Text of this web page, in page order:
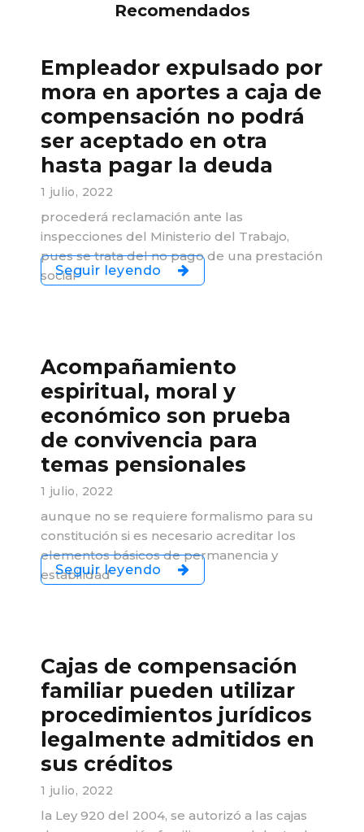
Recomendados
Empleador expulsado por
mora en aportes a caja de
compensación no podrá
ser aceptado en otra
hasta pagar la deuda
1 julio, 2022
procederá reclamación ante las
inspecciones del Ministerio del Trabajo,
pues se trata del no pago de una prestación
social
Seguir leyendo
Acompañamiento
espiritual, moral y
económico son prueba
de convivencia para
temas pensionales
1 julio, 2022
aunque no se requiere formalismo para su
constitución si es necesario acreditar los
elementos básicos de permanencia y
estabilidad
Seguir leyendo
Cajas de compensación
familiar pueden utilizar
procedimientos jurídicos
legalmente admitidos en
sus créditos
1 julio, 2022
la Ley 920 del 2004, se autorizó a las cajas